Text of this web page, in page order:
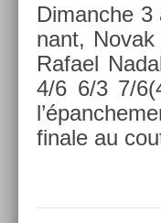
Di­manche
nant,
Rafael
4/6 6/3 7/
fin­ale au